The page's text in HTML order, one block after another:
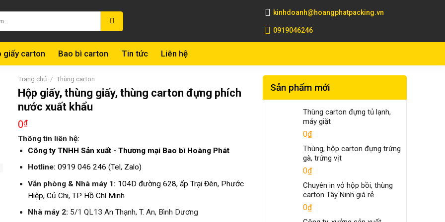
kinhdoanh@hoangphatpacking.vn
0919046246
giấy carton Bao bì carton Tin tức Liên hệ
Trang chủ / Thùng carton
Hộp giấy, thùng giấy, thùng carton đựng phích
nước xuất khẩu
0₫
Thông tin liên hệ:
Công ty TNHH Sản xuất - Thương mại Bao bì Hoàng Phát
Hotline: 0919 046 246 (Tel, Zalo)
Văn phòng & Nhà máy 1: 104D đường 628, ấp Trại Đèn, Phước
Hiệp, Củ Chi, TP Hồ Chí Minh
Nhà máy 2: 5/1 QL13 An Thạnh, T. An, Bình Dương
Sản phẩm mới
Thùng carton đựng tủ lạnh,
máy giặt
0₫
Thùng, hộp carton đựng trứng
gà, trứng vịt
0₫
Chuyên in vỏ hộp bồi, thùng
carton Tây Ninh giá rẻ
0₫